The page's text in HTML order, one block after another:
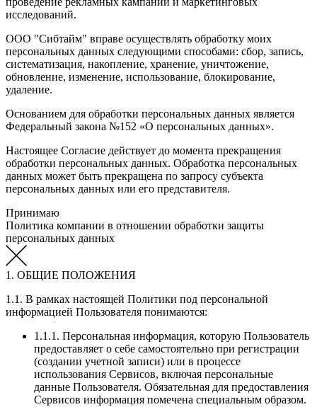
исследований.
ООО "Сибтайм" вправе осуществлять обработку моих
персональных данных следующими способами: сбор, запись,
систематизация, накопление, хранение, уничтожение,
обновление, изменение, использование, блокирование,
удаление.
Основанием для обработки персональных данных является
Федеральный закона №152 «О персональных данных».
Настоящее Согласие действует до момента прекращения
обработки персональных данных. Обработка персональных
данных может быть прекращена по запросу субъекта
персональных данных или его представителя.
Принимаю
Политика компании в отношении обработки защиты
персональных данных
1. ОБЩИЕ ПОЛОЖЕНИЯ
1.1. В рамках настоящей Политики под персональной
информацией Пользователя понимаются:
1.1.1. Персональная информация, которую Пользователь
предоставляет о себе самостоятельно при регистрации
(создании учетной записи) или в процессе
использования Сервисов, включая персональные
данные Пользователя. Обязательная для предоставления
Сервисов информация помечена специальным образом.